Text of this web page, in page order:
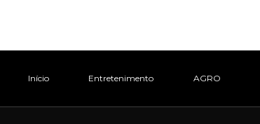
Início Entretenimento AGRO